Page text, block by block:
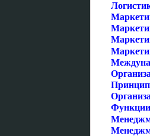
Принцип
Функции